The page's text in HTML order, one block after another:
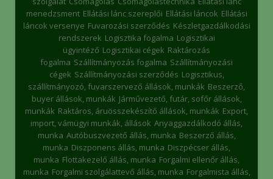
menedzsment Ellátási lánc szereplői Ellátási láncok Ellátási
láncok versenye Fuvarozási szerződés Készletgazdálkodási
rendszerek Logisztika fogalma Logisztikai
ügyintéző Logisztikai cégek Raktározás
fogalma Szállítmányozás fogalma Szállítmányozási
cégek Szállítmányozási szerződés Logisztikus,
szállítmányozó, fuvarszervező állások, munkák Beszerző,
buyer állások, munkák Járművezető, futár, sofőr állások,
munkák Raktáros, áruösszekészítő állások, munkák Export,
import, vámügyi munkák, állások Anyaggazdálkodó állás,
munka Autóbuszvezető állás, munka Beszerző állás,
munka Diszponens állás, munka Diszpécser állás,
munka Flottakezelő állás, munka Forgalmi ellenőr állás,
munka Forgalmi szolgálattevő állás, munka Forgalmista állás,